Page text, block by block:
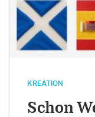
KREATION
Schon